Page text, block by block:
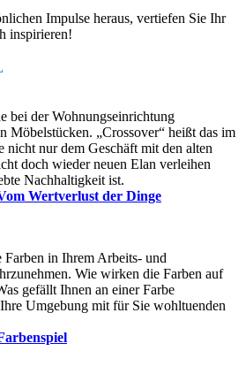
Impulse heraus, vertiefen Sie Ihr
inspirieren!
bei der Wohnungseinrichtung
Möbelstücken. „Crossover“ heißt das im
nicht nur dem Geschäft mit den alten
doch wieder neuen Elan verleihen
Nachhaltigkeit ist.
Wertverlust der Dinge
in Ihrem Arbeits- und
Wie wirken die Farben auf
gefällt Ihnen an einer Farbe
Umgebung mit für Sie wohltuenden